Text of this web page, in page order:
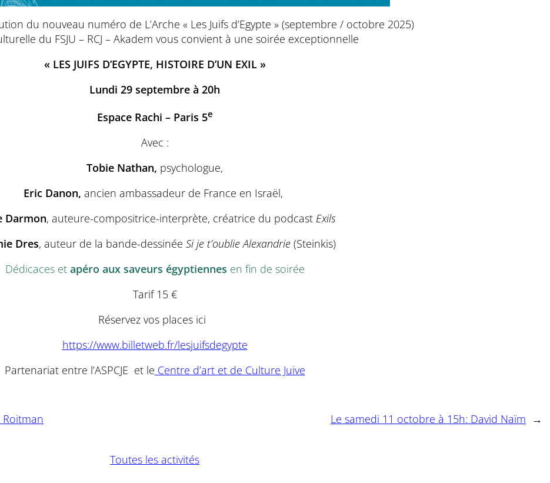
du nouveau numéro de L’Arche « Les Juifs d’Egypte » (septembre / octobre 2025)
du FSJU – RCJ – Akadem vous convient à une soirée exceptionnelle
« LES JUIFS D’EGYPTE, HISTOIRE D’UN EXIL »
Lundi 29 septembre à 20h
Espace Rachi – Paris 5e
Avec :
Tobie Nathan, psychologue,
Eric Danon, ancien ambassadeur de France en Israël,
Darmon, auteure-compositrice-interprète, créatrice du podcast Exils
Dres, auteur de la bande-dessinée Si je t’oublie Alexandrie(Steinkis)
Dédicaces et apéro aux saveurs égyptiennes en fin de soirée
Tarif 15 €
Réservez vos places ici
https://www.billetweb.fr/lesjuifsdegypte
Partenariat entre l’ASPCJE et le Centre d’art et de Culture Juive
Roitman Le samedi 11 octobre à 15h: David Naïm →
Toutes les activités